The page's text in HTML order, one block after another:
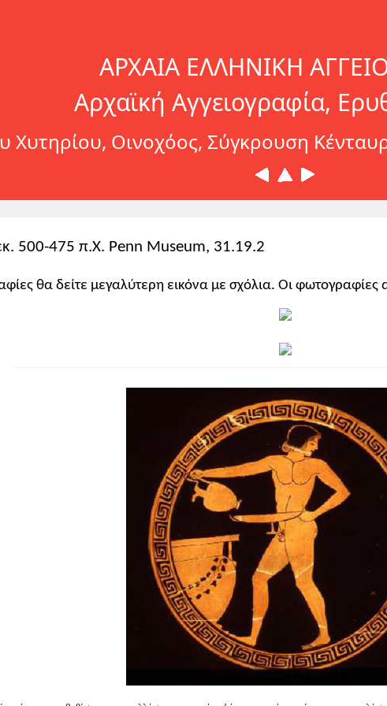
ΑΡΧΑΙΑ ΕΛΛΗΝΙΚΗ
Αρχαϊκή Αγγειογραφία,
Χυτηρίου, Οινοχόος, Σύγκρουση
500-475 π.Χ. Penn Museum, 31.19.2
θα δείτε μεγαλύτερη εικόνα με σχόλια. Οι φωτογραφίες